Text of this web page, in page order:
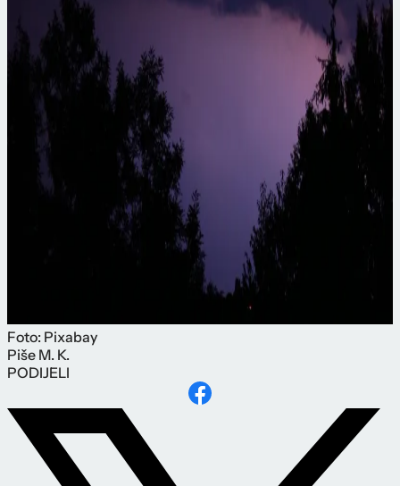
Foto: Pixabay
Piše M. K.
PODIJELI